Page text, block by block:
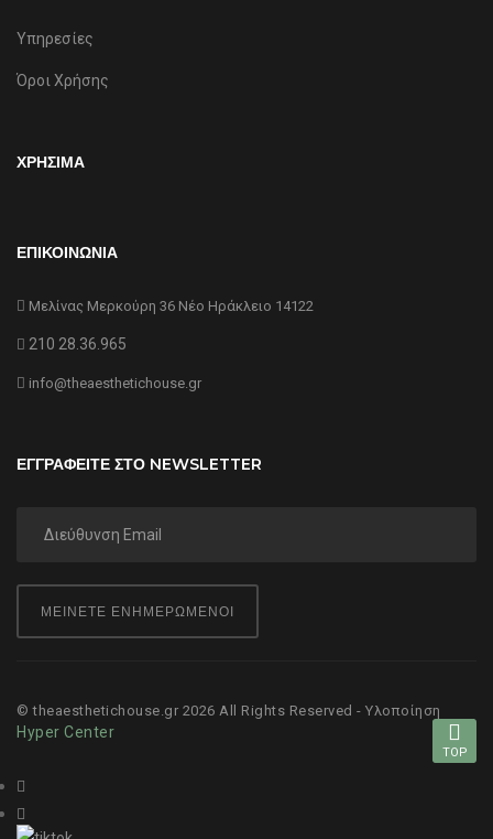
Υπηρεσίες
Όροι Χρήσης
ΧΡΗΣΙΜΑ
ΕΠΙΚΟΙΝΩΝΙΑ
Μελίνας Μερκούρη 36 Νέο Ηράκλειο 14122
210 28.36.965
info@theaesthetichouse.gr
ΕΓΓΡΑΦΕΙΤΕ ΣΤΟ NEWSLETTER
ΜΕΙΝΕΤΕ ΕΝΗΜΕΡΩΜΕΝΟΙ
© theaesthetichouse.gr 2026 All Rights Reserved - Υλοποίηση
Hyper Center
TOP